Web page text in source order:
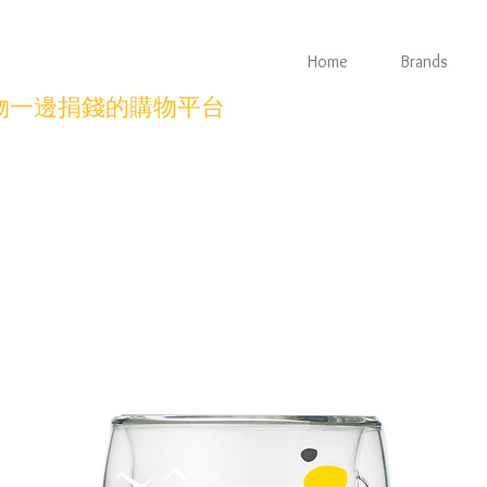
一邊捐錢的購物平台
Home Brands